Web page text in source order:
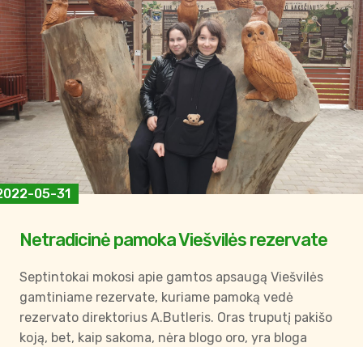
05-31
Netradicinė pamoka Viešvilės rezervate
Septintokai mokosi apie gamtos apsaugą Viešvilės
gamtiniame rezervate, kuriame pamoką vedė
rezervato direktorius A.Butleris. Oras truputį pakišo
koją, bet, kaip sakoma, nėra blogo oro, yra bloga